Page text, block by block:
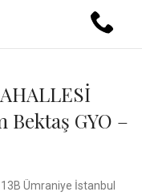
GYO –
Ümraniye İstanbul